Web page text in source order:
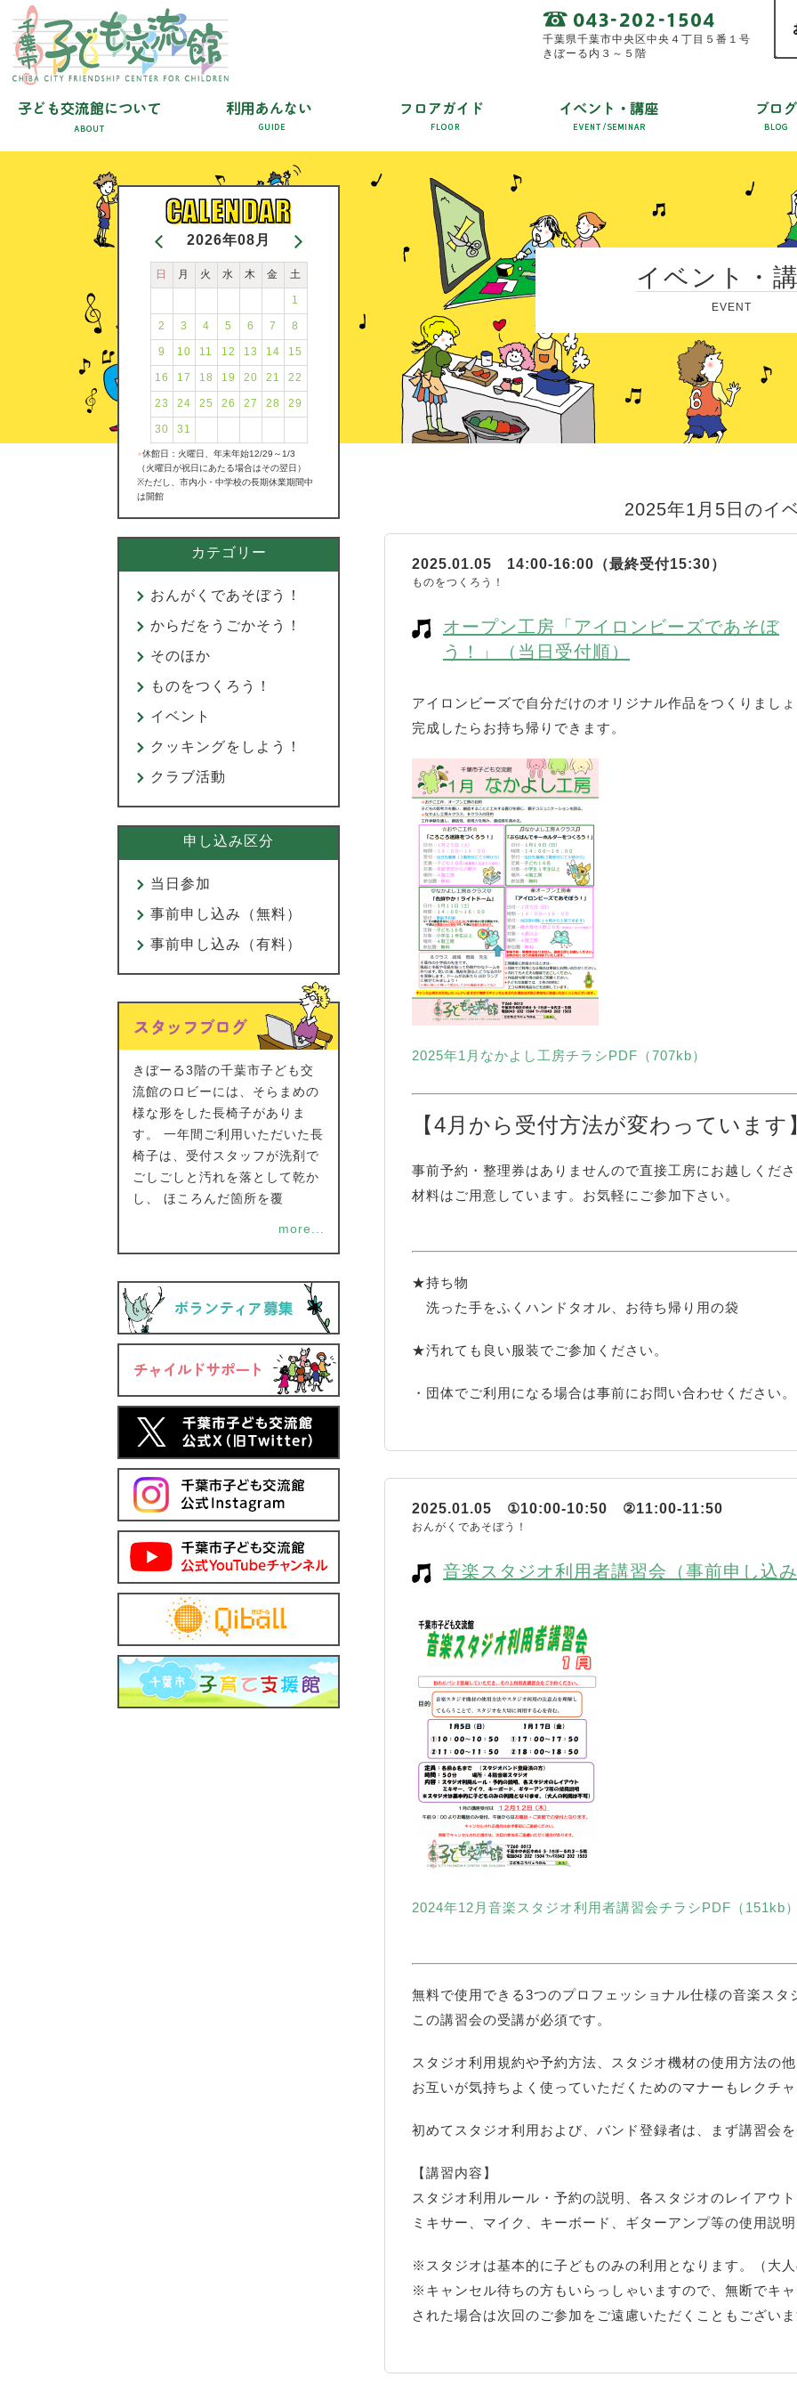
千葉県千葉市中央区中央４丁目５番１号
きぼーる内３～５階
イベント・
EVENT
2025年1月5日のイ
オープン工房「アイロンビーズであそぼ
う！」（当日受付順）
2025.01.05 14:00-16:00（最終受付15:30）
ものをつくろう！
アイロンビーズで自分だけのオリジナル作品をつくりまし
完成したらお持ち帰りできます。
2025年1月なかよし工房チラシPDF（707kb）
【4月から受付方法が変わっています
事前予約・整理券はありませんので直接工房にお越しくだ
材料はご用意しています。お気軽にご参加下さい。
★持ち物
洗った手をふくハンドタオル、お待ち帰り用の袋
★汚れても良い服装でご参加ください。
・団体でご利用になる場合は事前にお問い合わせください。
音楽スタジオ利用者講習会（事前申し込
2025.01.05 ①10:00-10:50 ②11:00-11:50
おんがくであそぼう！
2024年12月音楽スタジオ利用者講習会チラシPDF（151kb
無料で使用できる3つのプロフェッショナル仕様の音楽スタ
この講習会の受講が必須です。
スタジオ利用規約や予約方法、スタジオ機材の使用方法の
お互いが気持ちよく使っていただくためのマナーもレクチ
初めてスタジオ利用および、バンド登録者は、まず講習会
【講習内容】
スタジオ利用ルール・予約の説明、各スタジオのレイアウト
ミキサー、マイク、キーボード、ギターアンプ等の使用説明
※スタジオは基本的に子どものみの利用となります。（大
※キャンセル待ちの方もいらっしゃいますので、無断でキ
された場合は次回のご参加をご遠慮いただくこともござい
2026年08月
日 月 火 水 木 金 土
1
2 3 4 5 6 7 8
9 10 11 12 13 14 15
16 17 18 19 20 21 22
23 24 25 26 27 28 29
30 31
●休館日：火曜日、年末年始12/29～1/3
（火曜日が祝日にあたる場合はその翌日）
※ただし、市内小・中学校の長期休業期間中
は開館
カテゴリー
おんがくであそぼう！
からだをうごかそう！
そのほか
ものをつくろう！
イベント
クッキングをしよう！
クラブ活動
申し込み区分
当日参加
事前申し込み（無料）
事前申し込み（有料）
きぼーる3階の千葉市子ども交
流館のロビーには、そらまめの
様な形をした長椅子がありま
す。 一年間ご利用いただいた長
椅子は、受付スタッフが洗剤で
ごしごしと汚れを落として乾か
し、 ほころんだ箇所を覆
more...